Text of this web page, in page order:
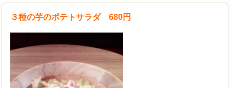
３種の芋のポテトサラダ 680円